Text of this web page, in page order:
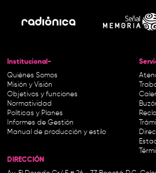
Institucional-
Quiénes Somos
Misión y Visión
Objetivos y funciones
Normatividad
Políticas y Planes
Informes de Gestión
Manual de producción y estilo
DIRECCIÓN